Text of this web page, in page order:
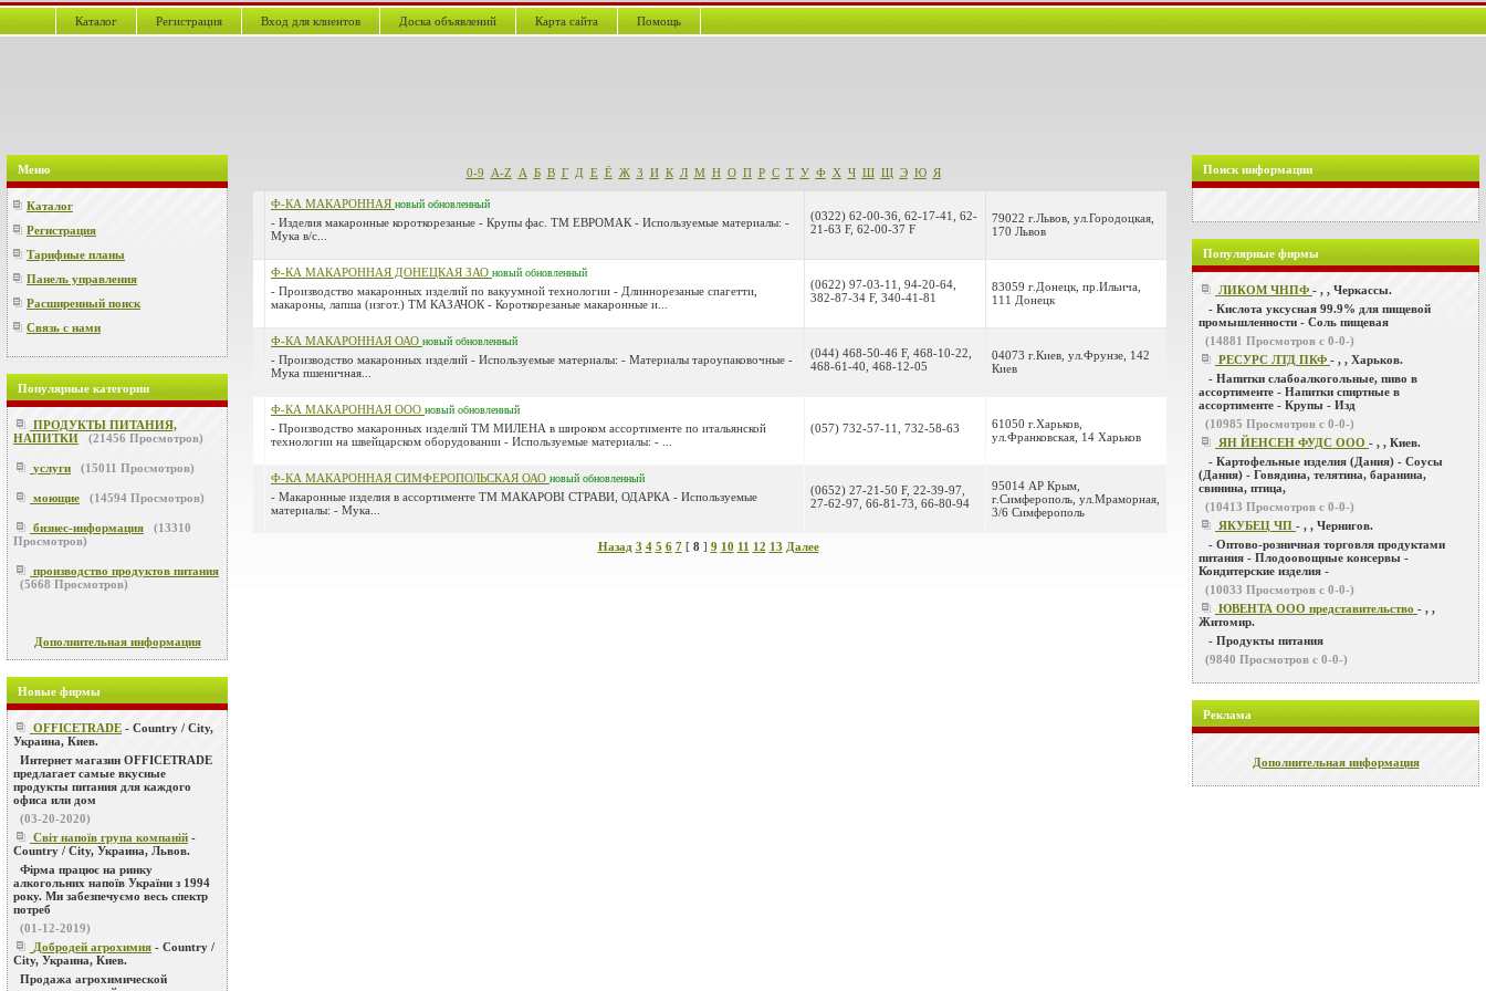
Каталог Регистрация Вход для клиентов Доска объявлений Карта сайта Помощь
Меню
Каталог
Регистрация
Тарифные планы
Панель управления
Расширенный поиск
Связь с нами
Популярные категории
ПРОДУКТЫ ПИТАНИЯ,
НАПИТКИ
(21456 Просмотров)
услуги (15011 Просмотров)
моющие (14594 Просмотров)
бизнес-информация (13310
Просмотров)
производство продуктов питания
(5668 Просмотров)
Дополнительная информация
Новые фирмы
OFFICETRADE - Country / City,
Украина, Киев.
Интернет магазин OFFICETRADE
предлагает самые вкусные
продукты питания для каждого
офиса или дом
(03-20-2020)
Світ напоїв група компаній -
Country / City, Украина, Львов.
Фірма працює на ринку
алкогольних напоїв України з 1994
року. Ми забезпечуємо весь спектр
потреб
(01-12-2019)
Добродей агрохимия - Country /
City, Украина, Киев.
Продажа агрохимической
0-9 A-Z А Б В Г Д Е Ё Ж З И К Л М Н О П Р С Т У Ф Х Ч Ш Щ Э Ю Я
Ф-КА МАКАРОННАЯ новый обновленный
- Изделия макаронные короткорезаные - Крупы фас. ТМ ЕВРОМАК - Используемые материалы: -
Мука в/с...
(0322) 62-00-36, 62-17-41, 62-
21-63 F, 62-00-37 F
79022 г.Львов, ул.Городоцкая,
170 Львов
Ф-КА МАКАРОННАЯ ДОНЕЦКАЯ ЗАО новый обновленный
- Производство макаронных изделий по вакуумной технологии - Длиннорезаные спагетти,
макароны, лапша (изгот.) ТМ КАЗАЧОК - Короткорезаные макаронные и...
(0622) 97-03-11, 94-20-64,
382-87-34 F, 340-41-81
83059 г.Донецк, пр.Ильича,
111 Донецк
Ф-КА МАКАРОННАЯ ОАО новый обновленный
- Производство макаронных изделий - Используемые материалы: - Материалы тароупаковочные -
Мука пшеничная...
(044) 468-50-46 F, 468-10-22,
468-61-40, 468-12-05
04073 г.Киев, ул.Фрунзе, 142
Киев
Ф-КА МАКАРОННАЯ ООО новый обновленный
- Производство макаронных изделий ТМ МИЛЕНА в широком ассортименте по итальянской
технологии на швейцарском оборудовании - Используемые материалы: - ...
(057) 732-57-11, 732-58-63
61050 г.Харьков,
ул.Франковская, 14 Харьков
Ф-КА МАКАРОННАЯ СИМФЕРОПОЛЬСКАЯ ОАО новый обновленный
- Макаронные изделия в ассортименте ТМ МАКАРОВІ СТРАВИ, ОДАРКА - Используемые
материалы: - Мука...
(0652) 27-21-50 F, 22-39-97,
27-62-97, 66-81-73, 66-80-94
95014 АР Крым,
г.Симферополь, ул.Мраморная,
3/6 Симферополь
Назад 3 4 5 6 7[ 8 ] 9 10 11 12 13 Далее
Поиск информации
Популярные фирмы
ЛИКОМ ЧНПФ - , , Черкассы.
- Кислота уксусная 99.9% для пищевой
промышленности - Соль пищевая
(14881 Просмотров с 0-0-)
РЕСУРС ЛТД ПКФ - , , Харьков.
- Напитки слабоалкогольные, пиво в
ассортименте - Напитки спиртные в
ассортименте - Крупы - Изд
(10985 Просмотров с 0-0-)
ЯН ЙЕНСЕН ФУДС ООО - , , Киев.
- Картофельные изделия (Дания) - Соусы
(Дания) - Говядина, телятина, баранина,
свинина, птица,
(10413 Просмотров с 0-0-)
ЯКУБЕЦ ЧП - , , Чернигов.
- Оптово-розничная торговля продуктами
питания - Плодоовощные консервы -
Кондитерские изделия -
(10033 Просмотров с 0-0-)
ЮВЕНТА ООО представительство - , ,
Житомир.
- Продукты питания
(9840 Просмотров с 0-0-)
Реклама
Дополнительная информация